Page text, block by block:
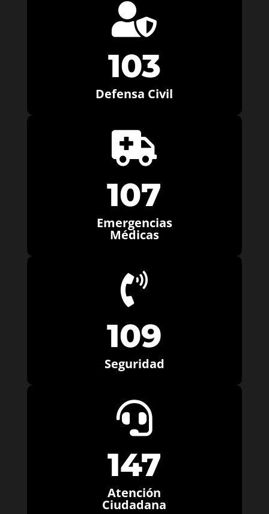

103
Defensa Civil

107
Emergencias
Médicas

109
Seguridad

147
Atención
Ciudadana